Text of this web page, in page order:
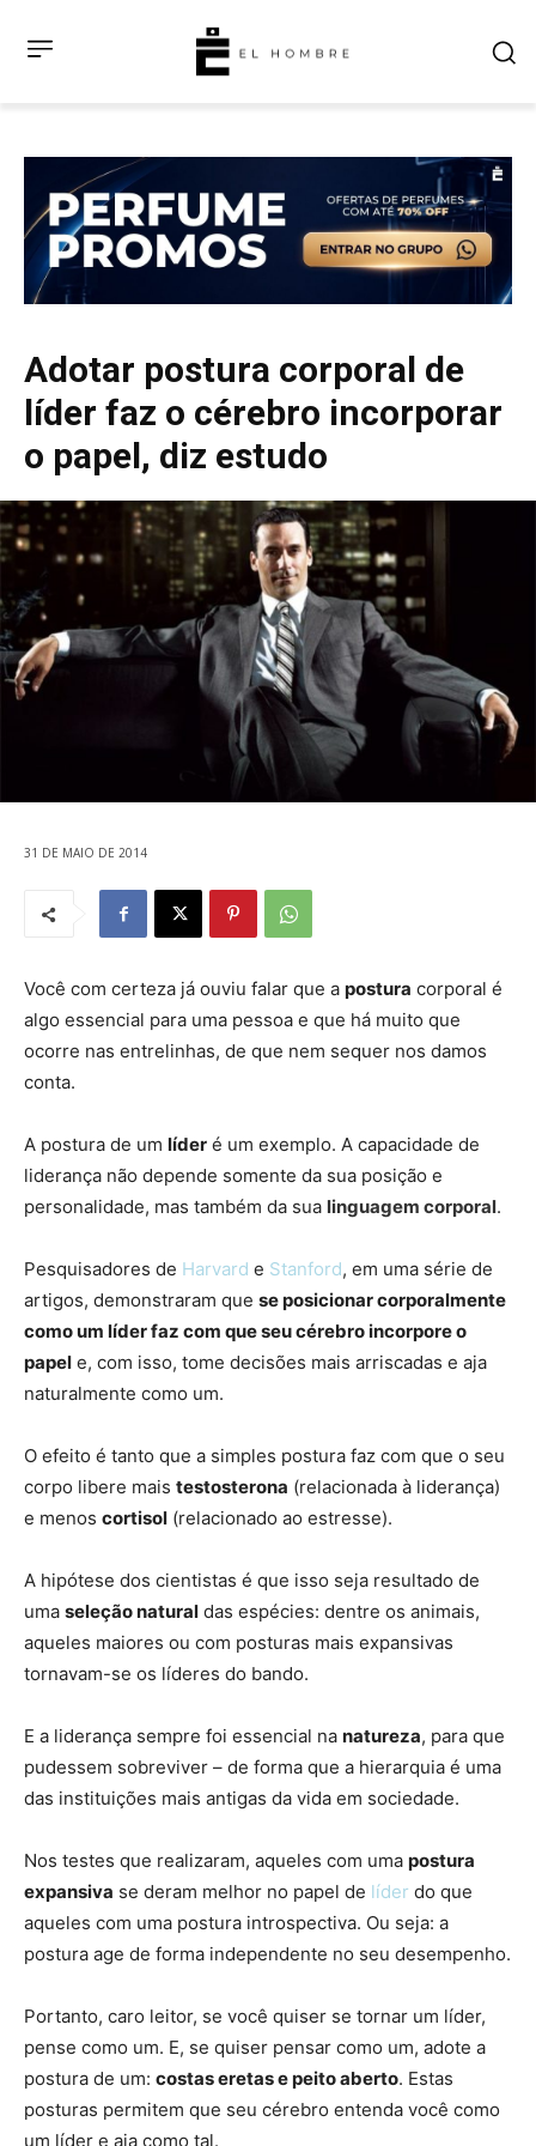
Adotar postura corporal de
líder faz o cérebro incorporar
o papel, diz estudo
31 DE MAIO DE 2014
Você com certeza já ouviu falar que a postura corporal é
algo essencial para uma pessoa e que há muito que
ocorre nas entrelinhas, de que nem sequer nos damos
conta.
A postura de um líder é um exemplo. A capacidade de
liderança não depende somente da sua posição e
personalidade, mas também da sua linguagem corporal.
Pesquisadores de Harvard e Stanford, em uma série de
artigos, demonstraram que se posicionar corporalmente
como um líder faz com que seu cérebro incorpore o
papel e, com isso, tome decisões mais arriscadas e aja
naturalmente como um.
O efeito é tanto que a simples postura faz com que o seu
corpo libere mais testosterona (relacionada à liderança)
e menos cortisol (relacionado ao estresse).
A hipótese dos cientistas é que isso seja resultado de
uma seleção natural das espécies: dentre os animais,
aqueles maiores ou com posturas mais expansivas
tornavam-se os líderes do bando.
E a liderança sempre foi essencial na natureza, para que
pudessem sobreviver – de forma que a hierarquia é uma
das instituições mais antigas da vida em sociedade.
Nos testes que realizaram, aqueles com uma postura
expansiva se deram melhor no papel de líder do que
aqueles com uma postura introspectiva. Ou seja: a
postura age de forma independente no seu desempenho.
Portanto, caro leitor, se você quiser se tornar um líder,
pense como um. E, se quiser pensar como um, adote a
postura de um: costas eretas e peito aberto. Estas
posturas permitem que seu cérebro entenda você como
um líder e aja como tal.